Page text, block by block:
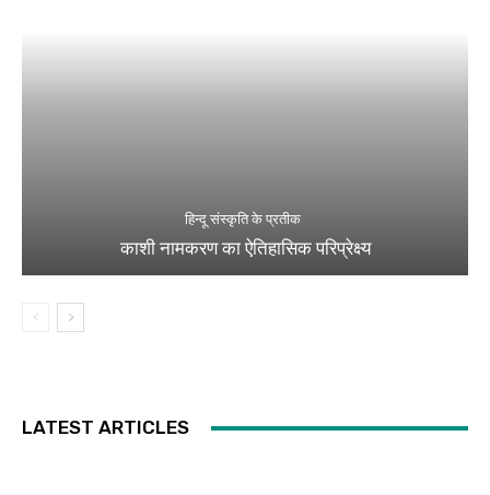
हिन्दू संस्कृति के प्रतीक
काशी नामकरण का ऐतिहासिक परिप्रेक्ष्य
LATEST ARTICLES